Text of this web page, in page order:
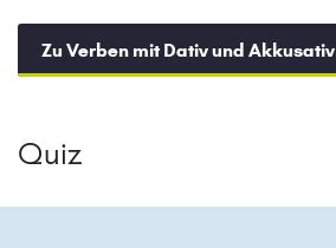
Zu Verben mit Dativ und Akkusativ
Quiz